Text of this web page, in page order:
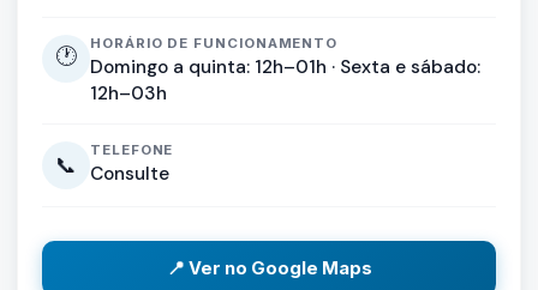
🕐 HORÁRIO DE FUNCIONAMENTO
Domingo a quinta: 12h–01h · Sexta e sábado:
12h–03h
📞
TELEFONE
Consulte
📍 Ver no Google Maps